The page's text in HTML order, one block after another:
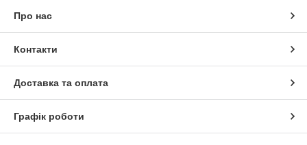
Про нас
Контакти
Доставка та оплата
Графік роботи